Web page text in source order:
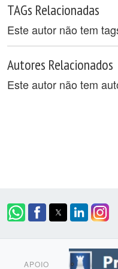
TAGs Relacionadas
Este autor não tem
Autores Relacionados
Este autor não tem
APOIO